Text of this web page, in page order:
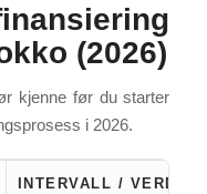
(2026)
kjenne før du starter
i 2026.
INTERVALL / VERDI